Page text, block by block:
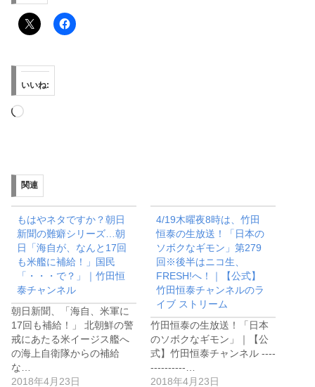
いいね:
読
み
中…
関連
もはやネタですか？朝日
新聞の難癖シリーズ…朝
日「海自が、なんと17回
も米艦に補給！」国民
「・・・で？」｜竹田恒
泰チャンネル
朝日新聞、「海自、米軍に
17回も補給！」 北朝鮮の警
戒にあたる米イージス艦へ
の海上自衛隊からの補給
な…
2018年4月23日
4/19木曜夜8時は、竹田
恒泰の生放送！「日本の
ソボクなギモン」第279
回※後半はニコ生、
FRESH!へ！｜【公式】
竹田恒泰チャンネルのラ
イブ ストリーム
竹田恒泰の生放送！「日本
のソボクなギモン」｜【公
式】竹田恒泰チャンネル ----
----------…
2018年4月23日